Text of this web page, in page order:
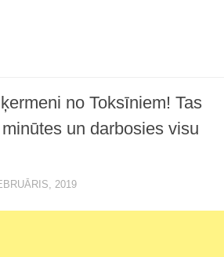
no Toksīniem! Tas
un darbosies visu
2019